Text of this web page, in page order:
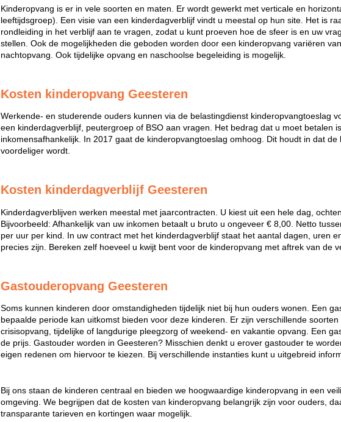
Kinderopvang is er in vele soorten en maten. Er wordt gewerkt met verticale en
leeftijdsgroep). Een visie van een kinderdagverblijf vindt u meestal op hun site. Het is
rondleiding in het verblijf aan te vragen, zodat u kunt proeven hoe de sfeer is en uw
stellen. Ook de mogelijkheden die geboden worden door een kinderopvang variëren
nachtopvang. Ook tijdelijke opvang en naschoolse begeleiding is mogelijk.
Kosten kinderopvang Geesteren
Werkende- en studerende ouders kunnen via de belastingdienst kinderopvangtoeslag
een kinderdagverblijf, peutergroep of BSO aan vragen. Het bedrag dat u moet betalen
inkomensafhankelijk. In 2017 gaat de kinderopvangtoeslag omhoog. Dit houdt in dat de
voordeliger wordt.
Kosten kinderdagverblijf Geesteren
Kinderdagverblijven werken meestal met jaarcontracten. U kiest uit een hele dag,
Bijvoorbeeld: Afhankelijk van uw inkomen betaalt u bruto u ongeveer € 8,00. Netto
per uur per kind. In uw contract met het kinderdagverblijf staat het aantal dagen, uren
precies zijn. Bereken zelf hoeveel u kwijt bent voor de kinderopvang met aftrek van de
Gastouderopvang Geesteren
Soms kunnen kinderen door omstandigheden tijdelijk niet bij hun ouders wonen. Een
bepaalde periode kan uitkomst bieden voor deze kinderen. Er zijn verschillende
crisisopvang, tijdelijke of langdurige pleegzorg of weekend- en vakantie opvang. Een
de prijs. Gastouder worden in Geesteren? Misschien denkt u erover gastouder te
eigen redenen om hiervoor te kiezen. Bij verschillende instanties kunt u uitgebreid
Bij ons staan de kinderen centraal en bieden we hoogwaardige kinderopvang in een
omgeving. We begrijpen dat de kosten van kinderopvang belangrijk zijn voor ouders,
transparante tarieven en kortingen waar mogelijk.